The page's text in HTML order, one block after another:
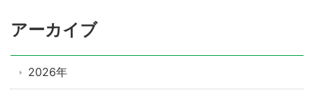
アーカイブ
2026年